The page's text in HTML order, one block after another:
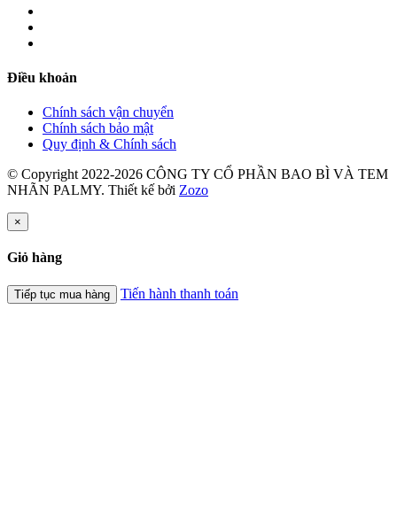
Điều khoản
Chính sách vận chuyển
Chính sách bảo mật
Quy định & Chính sách
© Copyright 2022-2026 CÔNG TY CỔ PHẦN BAO BÌ VÀ TEM
NHÃN PALMY. Thiết kế bởi Zozo
×
Giỏ hàng
Tiếp tục mua hàng Tiến hành thanh toán